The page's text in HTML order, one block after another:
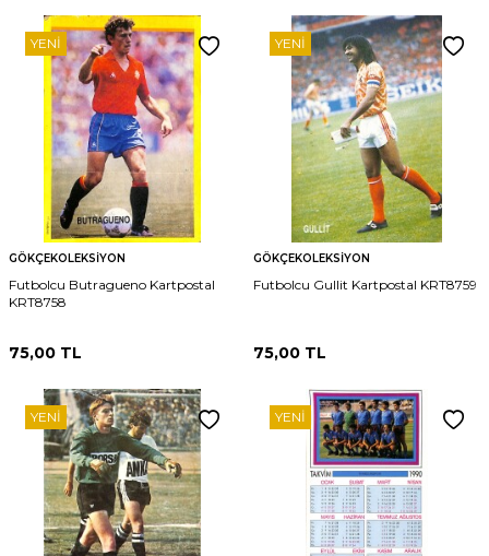
YENI
GÖKÇEKOLEKSIYON
Futbolcu Butragueno Kartpostal
KRT8758
75,00 TL
YENI
GÖKÇEKOLEKSIYON
Futbolcu Gullit Kartpostal KRT8759
75,00 TL
YENI YENI